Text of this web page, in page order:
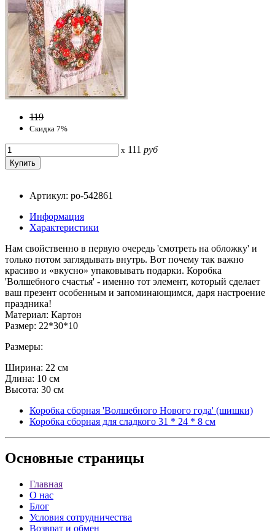
119
Скидка 7%
x 111 руб
Артикул: po-542861
Информация
Характеристики
Нам свойственно в первую очередь 'смотреть на обложку' и
только потом заглядывать внутрь. Вот почему так важно
красиво и «вкусно» упаковывать подарки. Коробка
'Волшебного счастья' - именно тот элемент, который сделает
ваш презент особенным и запоминающимся, даря настроение
праздника!
Материал: Картон
Размер: 22*30*10
Размеры:
Ширина: 22 см
Длина: 10 см
Высота: 30 см
Коробка сборная 'Волшебного Нового года' (шишки)
Коробка сборная для сладкого 31 * 24 * 8 см
Основные страницы
Главная
О нас
Блог
Условия сотрудничества
Возврат и обмен